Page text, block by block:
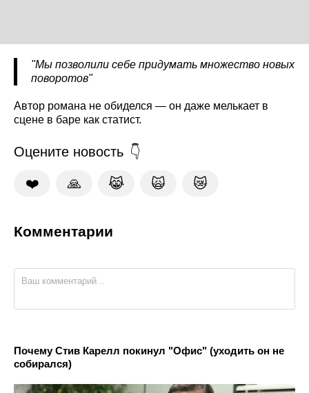
"Мы позволили себе придумать множество новых
поворотов"
Автор романа не обиделся — он даже мелькает в
сцене в баре как статист.
Оцените новость
❤️ 🙏 😹 🙀 😿
Комментарии
Почему Стив Карелл покинул "Офис" (уходить он не
собирался)